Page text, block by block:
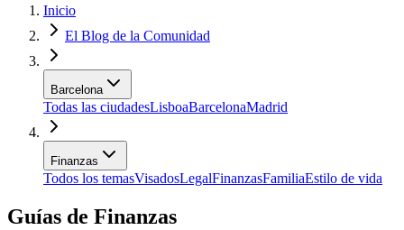
Inicio
El Blog de la Comunidad
Barcelona
Todas las ciudadesLisboaBarcelonaMadrid
Finanzas
Todos los temasVisadosLegalFinanzasFamiliaEstilo de vida
Guías de Finanzas